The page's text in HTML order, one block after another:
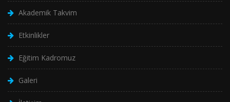
Akademik Takvim
Etkinlikler
Eğitim Kadromuz
Galeri